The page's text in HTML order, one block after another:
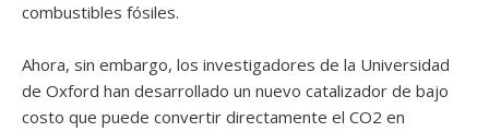
combustibles fósiles.
Ahora, sin embargo, los investigadores de la Universidad
de Oxford han desarrollado un nuevo catalizador de bajo
costo que puede convertir directamente el CO2 en